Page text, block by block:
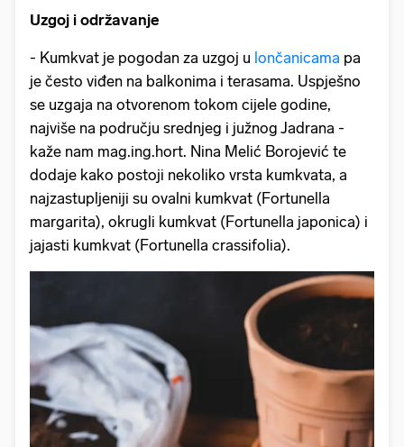
Uzgoj i održavanje
- Kumkvat je pogodan za uzgoj u lončanicama pa
je često viđen na balkonima i terasama. Uspješno
se uzgaja na otvorenom tokom cijele godine,
najviše na području srednjeg i južnog Jadrana -
kaže nam mag.ing.hort. Nina Melić Borojević te
dodaje kako postoji nekoliko vrsta kumkvata, a
najzastupljeniji su ovalni kumkvat (Fortunella
margarita), okrugli kumkvat (Fortunella japonica) i
jajasti kumkvat (Fortunella crassifolia).